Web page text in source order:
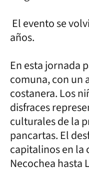
El evento se
años.
En esta jornada
comuna, con un
costanera. Los
disfraces
culturales de la
pancartas. El
capitalinos en la
Necochea hasta